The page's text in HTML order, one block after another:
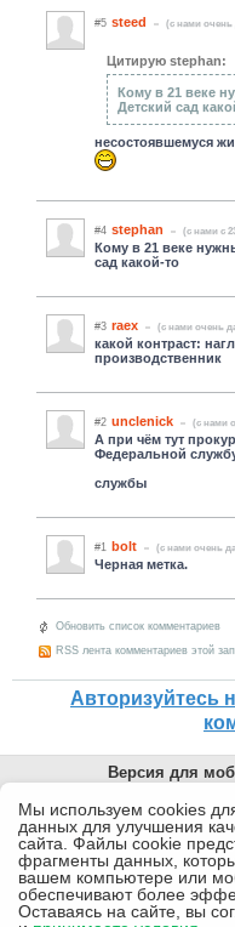
#5 steed (c нами очень
Цитирую stephan:
Кому в 21 веке
Детский сад
несостоявшемуся
#4 stephan (c нами с
Кому в 21 веке
сад какой-то
#3 raex (c нами очень
какой контраст:
производственник
#2 unclenick (c нами
А при чём тут
Федеральной
службы
#1 bolt (c нами очень
Черная метка.
Обновить список комментариев
RSS лента комментариев этой
Авторизуйтесь
Версия для
© 2026
Joomla!is Free Software
Mobile
Мы используем cookies
данных для улучшения
сайта. Файлы cookie
фрагменты данных,
вашем компьютере или
обеспечивают более
Оставаясь на сайте, вы